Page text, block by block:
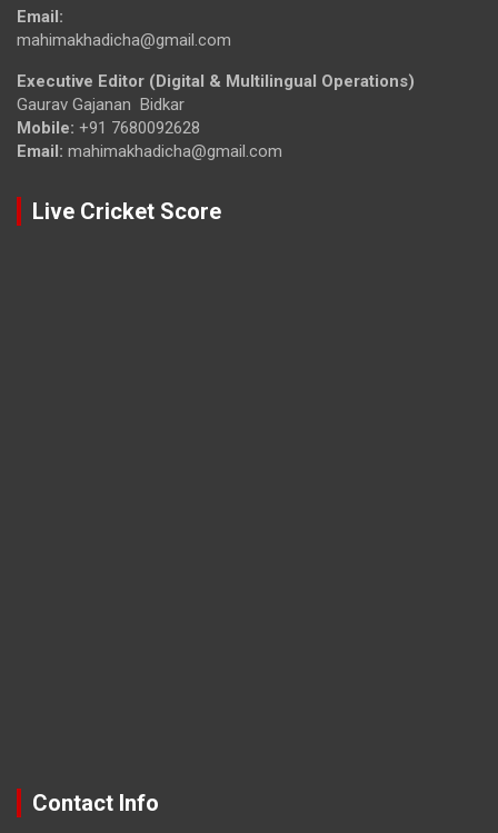
Email:
mahimakhadicha@gmail.com
Executive Editor (Digital & Multilingual Operations)
Gaurav Gajanan Bidkar
Mobile: +91 7680092628
Email: mahimakhadicha@gmail.com
Live Cricket Score
Contact Info